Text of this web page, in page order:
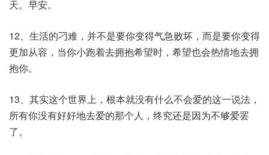
天。早安。
12、生活的刁难，并不是要你变得气急败坏，而是要你变得
更加从容，当你小跑着去拥抱希望时，希望也会热情地去拥
抱你。
13、其实这个世界上，根本就没有什么不会爱的这一说法，
所有你没有好好地去爱的那个人，终究还是因为不够爱罢
了。